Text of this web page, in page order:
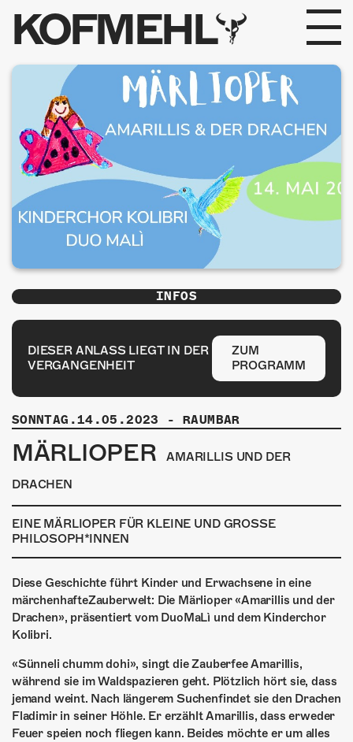
KOFMEHL
PROGRAMM
FABRIKGEFLÜSTER
GALERIE
FOTOGALERIE
PHOTOMAT
INFOS
KONTAKT
ÜBER UNS
SHOP
MITMACHEN
INFOS
DIESER ANLASS LIEGT IN DER
VERGANGENHEIT
ZUM
PROGRAMM
SONNTAG.14.05.2023 - RAUMBAR
MÄRLIOPER
AMARILLIS UND DER
DRACHEN
EINE MÄRLIOPER FÜR KLEINE UND GROSSE
PHILOSOPH*INNEN
Diese Geschichte führt Kinder und Erwachsene in eine
märchenhafteZauberwelt: Die Märlioper «Amarillis und der
Drachen», präsentiert vom DuoMaLì und dem Kinderchor
Kolibri.
«Sünneli chumm dohi», singt die Zauberfee Amarillis,
während sie im Waldspazieren geht. Plötzlich hört sie, dass
jemand weint. Nach längerem Suchenfindet sie den Drachen
Fladimir in seiner Höhle. Er erzählt Amarillis, dass erweder
Feuer speien noch fliegen kann. Beides möchte er um alles